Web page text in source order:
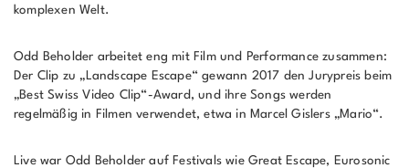
komplexen Welt.
Odd Beholder arbeitet eng mit Film und Performance zusammen:
Der Clip zu „Landscape Escape“ gewann 2017 den Jurypreis beim
„Best Swiss Video Clip“-Award, und ihre Songs werden
regelmäßig in Filmen verwendet, etwa in Marcel Gislers „Mario“.
Live war Odd Beholder auf Festivals wie Great Escape, Eurosonic